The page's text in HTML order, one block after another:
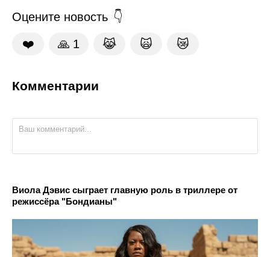
Оцените новость
❤️ 🙏 1 😹 🙀 😿
Комментарии
Виола Дэвис сыграет главную роль в триллере от
режиссёра "Бондианы"